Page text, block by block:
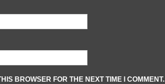
BROWSER FOR THE NEXT TIME I COMMENT.